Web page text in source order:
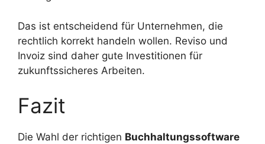
Das ist entscheidend für Unternehmen, die
rechtlich korrekt handeln wollen. Reviso und
Invoiz sind daher gute Investitionen für
zukunftssicheres Arbeiten.
Fazit
Die Wahl der richtigen Buchhaltungssoftware